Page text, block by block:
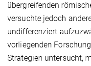
übergreifenden
versuchte jedoch
undifferenziert
vorliegenden
Strategien untersucht,